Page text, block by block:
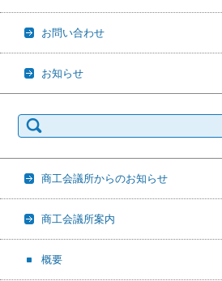
お問い合わせ
お知らせ
索:
商工会議所からのお知らせ
商工会議所案内
概要